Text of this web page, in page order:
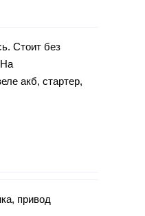
Стоит без
акб, стартер,
привод